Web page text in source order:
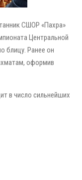
СШОР «Пахра»
Центральной
блицу. Ранее он
оформив
в число сильнейших